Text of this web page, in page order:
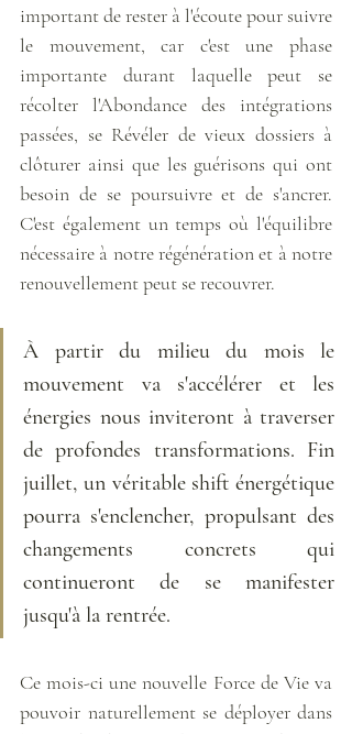
important de rester à l'écoute pour suivre
le mouvement, car c'est une phase
importante durant laquelle peut se
récolter l'Abondance des intégrations
passées, se Révéler de vieux dossiers à
clôturer ainsi que les guérisons qui ont
besoin de se poursuivre et de s'ancrer.
C'est également un temps où l'équilibre
nécessaire à notre régénération et à notre
renouvellement peut se recouvrer.
À partir du milieu du mois le
mouvement va s'accélérer et les
énergies nous inviteront à traverser
de profondes transformations. Fin
juillet, un véritable shift énergétique
pourra s'enclencher, propulsant des
changements concrets qui
continueront de se manifester
jusqu'à la rentrée.
Ce mois-ci une nouvelle Force de Vie va
pouvoir naturellement se déployer dans